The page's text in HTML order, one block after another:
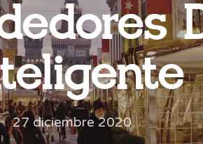
27 diciembre 2020